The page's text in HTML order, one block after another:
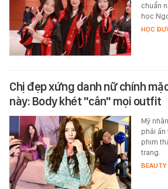
chuẩn
học
HỌC
Chị đẹp xứng danh nữ chính
này: Body khét "cân" mọi outfit
Mỹ
phải ấn
phim
trang.
BEAUTY